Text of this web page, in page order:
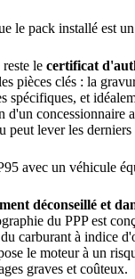
le pack installé est
le certificat
pièces clés : la
spécifiques, et
d'un concessionnaire
peut lever les derniers
avec un véhicule
déconseillé et
du PPP est
carburant à indice
le moteur à un
graves et coûteux.